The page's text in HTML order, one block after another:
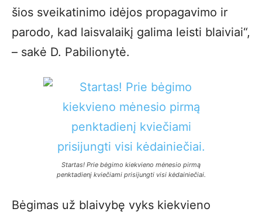
šios sveikatinimo idėjos propagavimo ir
parodo, kad laisvalaikį galima leisti blaiviai“,
– sakė D. Pabilionytė.
Startas! Prie bėgimo kiekvieno mėnesio pirmą
penktadienį kviečiami prisijungti visi kėdainiečiai.
Bėgimas už blaivybę vyks kiekvieno